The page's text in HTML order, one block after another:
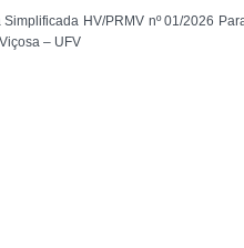
HV/PRMV nº 01/2026
– UFV